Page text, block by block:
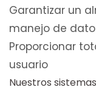
Garantizar un
manejo de
Proporcionar
usuario
Nuestros